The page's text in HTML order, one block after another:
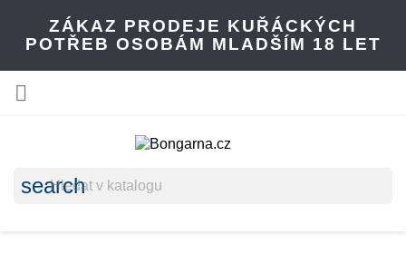
ZÁKAZ PRODEJE KUŘÁCKÝCH
POTŘEB OSOBÁM MLADŠÍM 18 LET

search